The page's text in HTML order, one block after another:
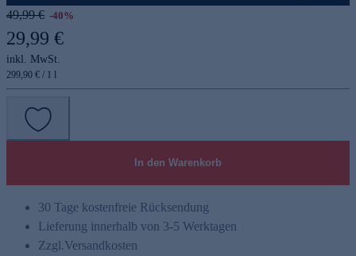
49,99 € -40%
29,99 €
inkl. MwSt.
299,90 € / 1 l
In den Warenkorb
30 Tage kostenfreie Rücksendung
Lieferung innerhalb von 3-5 Werktagen
Zzgl.Versandkosten